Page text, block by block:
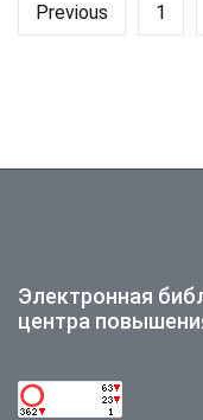
Previous 1
Электронная
центра